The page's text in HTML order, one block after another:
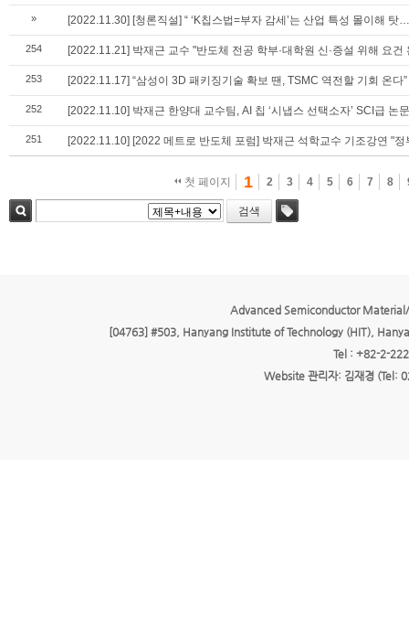
» [2022.11.30] [청론직설] “ ‘K칩스법=부자 감세’는 산업 특성 몰이해 탓
254 [2022.11.21] 박재근 교수 "반도체 전공 학부·대학원 신·증설 위해 요
253 [2022.11.17] “삼성이 3D 패키징기술 확보 땐, TSMC 역전할 기회 온다”
252 [2022.11.10] 박재근 한양대 교수팀, AI 칩 ‘시냅스 선택소자’ SCI급 논문
251 [2022.11.10] [2022 메트로 반도체 포럼] 박재근 석학교수 기조강연 "
첫 페이지 1 2 3 4 5 6 7 8
검색
Advanced Semiconductor
[04763] #503, Hanyang Institute of Technology (HIT),
Tel : +82-2-
Website 관리자: 김재경